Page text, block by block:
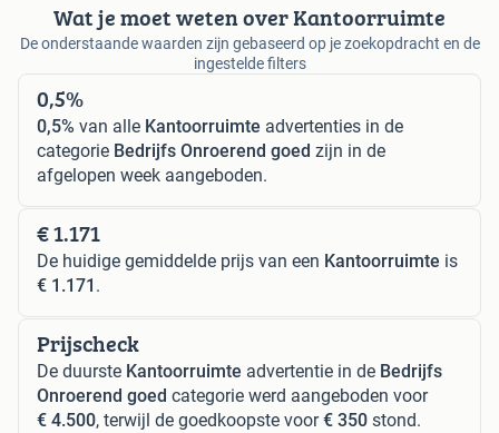
Wat je moet weten over Kantoorruimte
De onderstaande waarden zijn gebaseerd op je zoekopdracht en de
ingestelde filters
0,5%
0,5% van alle Kantoorruimte advertenties in de
categorie Bedrijfs Onroerend goed zijn in de
afgelopen week aangeboden.
€ 1.171
De huidige gemiddelde prijs van een Kantoorruimte is
€ 1.171 .
Prijscheck
De duurste Kantoorruimte advertentie in de Bedrijfs
Onroerend goed categorie werd aangeboden voor
€ 4.500, terwijl de goedkoopste voor€ 350 stond.